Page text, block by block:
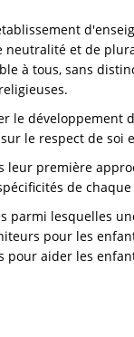
neutralité et de
à tous, sans
le développement
le respect de soi
leur première
de
parmi lesquelles
pour les
aider les